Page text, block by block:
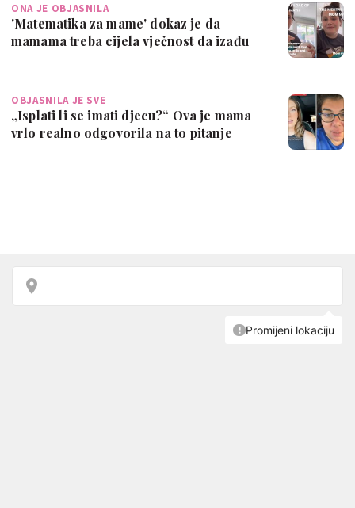
ONA JE OBJASNILA
'Matematika za mame' dokaz je da
mamama treba cijela vječnost da izađu
OBJASNILA JE SVE
„Isplati li se imati djecu?“ Ova je mama
vrlo realno odgovorila na to pitanje